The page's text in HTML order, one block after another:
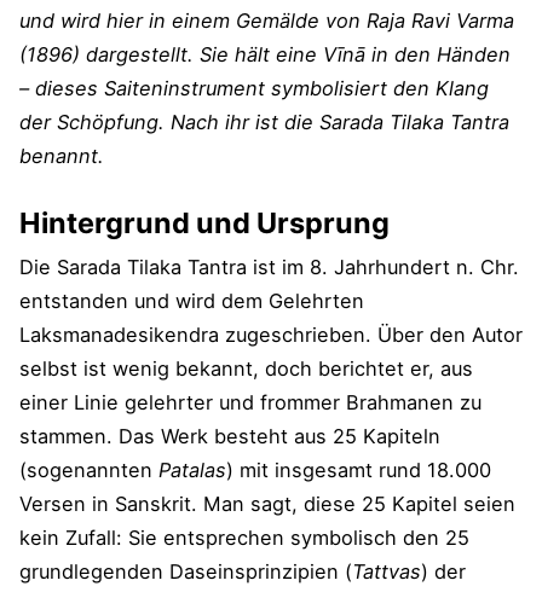
und wird hier in einem Gemälde von Raja Ravi Varma
(1896) dargestellt. Sie hält eine Vīnā in den Händen
– dieses Saiteninstrument symbolisiert den Klang
der Schöpfung. Nach ihr ist die Sarada Tilaka Tantra
benannt.
Hintergrund und Ursprung
Die Sarada Tilaka Tantra ist im 8. Jahrhundert n. Chr.
entstanden und wird dem Gelehrten
Laksmanadesikendra zugeschrieben. Über den Autor
selbst ist wenig bekannt, doch berichtet er, aus
einer Linie gelehrter und frommer Brahmanen zu
stammen. Das Werk besteht aus 25 Kapiteln
(sogenannten Patalas) mit insgesamt rund 18.000
Versen in Sanskrit. Man sagt, diese 25 Kapitel seien
kein Zufall: Sie entsprechen symbolisch den 25
grundlegenden Daseinsprinzipien (Tattvas) der